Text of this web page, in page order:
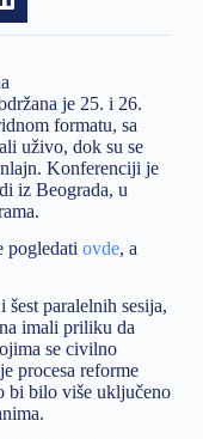
je 25. i 26.
formatu, sa
uživo, dok su se
Konferenciji je
iz Beograda, u
pogledati ovde, a
paralelnih sesija,
imali priliku da
se civilno
procesa reforme
bi bilo više uključeno